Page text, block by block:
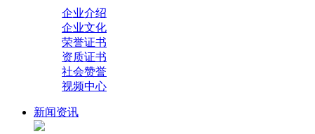
企业介绍
企业文化
荣誉证书
资质证书
社会赞誉
视频中心
新闻资讯